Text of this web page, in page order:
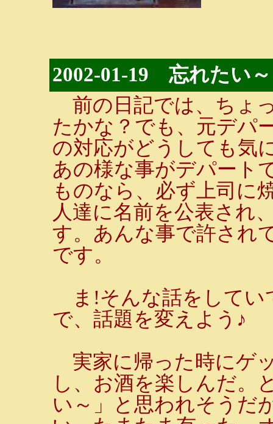
2002-01-19 忘れたい
前の日記では、ちょ
たかな？でも、元デパ
の対応がどうしても気
あの様な事がデパート
ものなら、必ず上司に
人達に名前を公表され
す。あんな事で許され
です。
ま!そんな話をしてい
で、話題を変えよう♪
実家に帰った時にゲ
し、お酒を楽しんだ。
い～」と思われそうだ